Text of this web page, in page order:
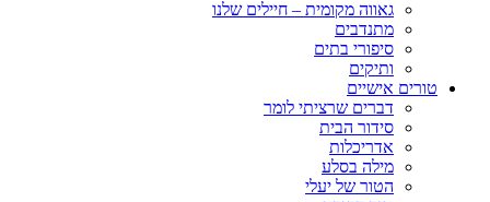
גאווה מקומית – חיילים שלנו
מתנדבים
סיפורי בתים
ותיקים
טורים אישיים
דברים שרציתי לומר
סידור הבית
אדריכלות
מילה בסלע
הטור של יעלי